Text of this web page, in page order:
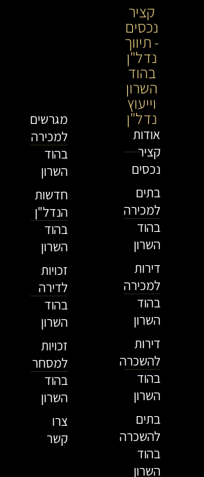
קציר
נכסים
- תיווך
נדל"ן
בהוד
השרון
וייעוץ
נדל"ן
אודות
קציר
נכסים
בתים
למכירה
בהוד
השרון
דירות
למכירה
בהוד
השרון
דירות
להשכרה
בהוד
השרון
בתים
להשכרה
בהוד
השרון
מגרשים
למכירה
בהוד
השרון
חדשות
הנדל"ן
בהוד
השרון
זכויות
לדירה
בהוד
השרון
זכויות
למסחר
בהוד
השרון
צרו
קשר